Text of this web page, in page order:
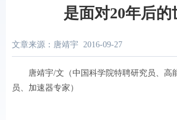
是面对20年后的
文章来源：唐靖宇 2016-09-27
唐靖宇/文（中国科学院特聘研究员、高
员、加速器专家 ）